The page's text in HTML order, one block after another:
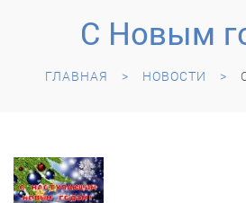
С Новым
ГЛАВНАЯ НОВОСТИ